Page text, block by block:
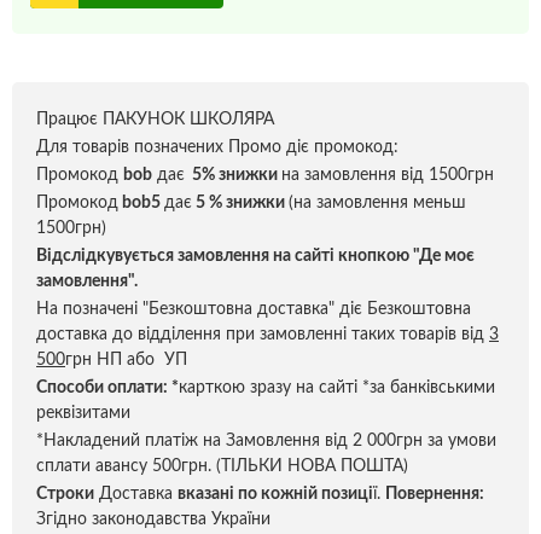
Працює ПАКУНОК ШКОЛЯРА
Для товарів позначених Промо діє промокод:
Промокод bob дає 5% знижки на замовлення від 1500грн
Промокод bob5 дає 5 % знижки (на замовлення меньш
1500грн)
Відслідкувується замовлення на сайті кнопкою "Де моє
замовлення".
На позначені "Безкоштовна доставка" діє Безкоштовна
доставка до відділення при замовленні таких товарів від 3
500грн НП або УП
Способи оплати: *карткою зразу на сайті *за банківськими
реквізитами
*Накладений платіж на Замовлення від 2 000грн за умови
сплати авансу 500грн. (ТІЛЬКИ НОВА ПОШТА)
Строки Доставка вказані по кожній позиції.
Повернення:
Згідно законодавства України